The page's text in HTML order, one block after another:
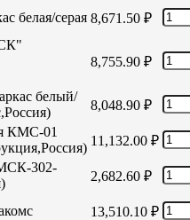
белая/серая 8,671.50 ₽
8,755.90 ₽
белый/
8,048.90 ₽
КМС-01
11,132.00 ₽
302-
2,682.60 ₽
13,510.10 ₽